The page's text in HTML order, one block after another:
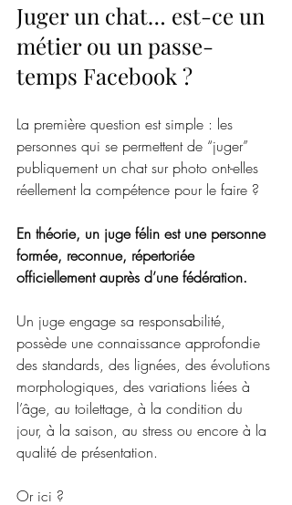
Juger un chat… est-ce un
métier ou un passe-
temps Facebook ?
La première question est simple : les
personnes qui se permettent de “juger”
publiquement un chat sur photo ont-elles
réellement la compétence pour le faire ?
En théorie, un juge félin est une personne
formée, reconnue, répertoriée
officiellement auprès d’une fédération.
Un juge engage sa responsabilité,
possède une connaissance approfondie
des standards, des lignées, des évolutions
morphologiques, des variations liées à
l’âge, au toilettage, à la condition du
jour, à la saison, au stress ou encore à la
qualité de présentation.
Or ici ?